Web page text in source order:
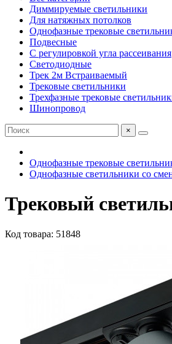
Диммируемые светильники
Для натяжных потолков
Однофазные трековые
Подвесные
С регулировкой угла рассеивания
Светодиодные
Трек 2м Встраиваемый
Трековые светильники
Трехфазные трековые
Шинопровод
×
Однофазные трековые
Однофазные светильники со
Трековый
Код товара: 51848